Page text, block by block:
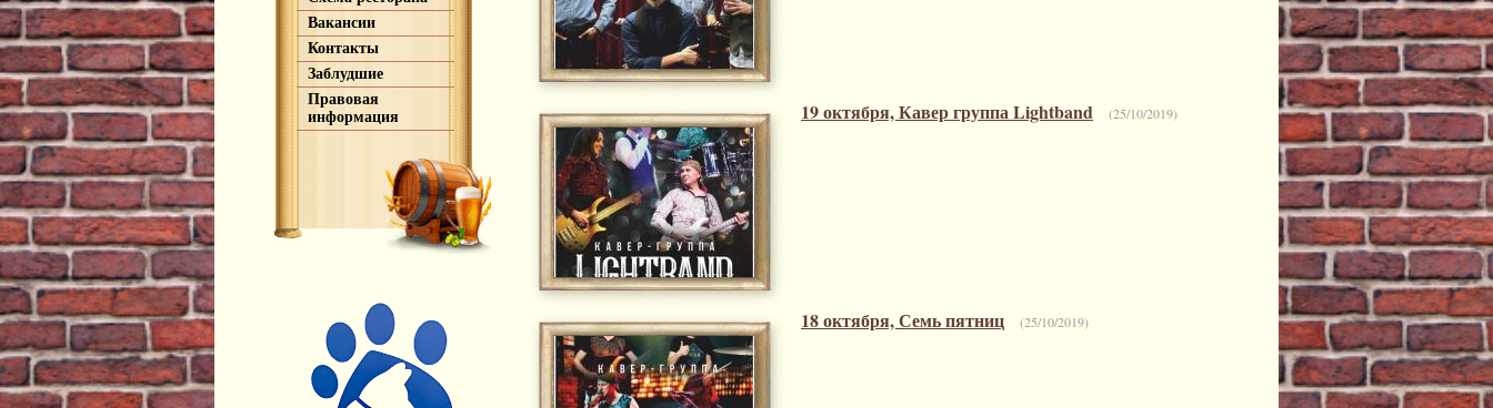
Вакансии
Контакты
Заблудшие
Правовая
информация
19 октября, Кавер группа Lightband (25/10/2019)
18 октября, Семь пятниц (25/10/2019)